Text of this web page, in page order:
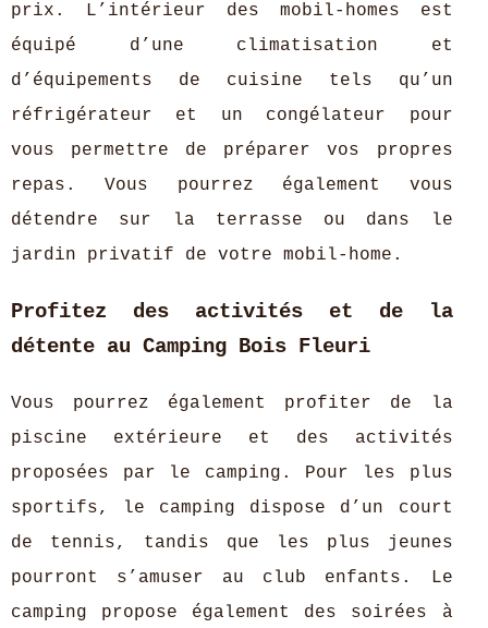
prix. L’intérieur des mobil-homes est
équipé d’une climatisation et
d’équipements de cuisine tels qu’un
réfrigérateur et un congélateur pour
vous permettre de préparer vos propres
repas. Vous pourrez également vous
détendre sur la terrasse ou dans le
jardin privatif de votre mobil-home.
Profitez des activités et de la
détente au Camping Bois Fleuri
Vous pourrez également profiter de la
piscine extérieure et des activités
proposées par le camping. Pour les plus
sportifs, le camping dispose d’un court
de tennis, tandis que les plus jeunes
pourront s’amuser au club enfants. Le
camping propose également des soirées à